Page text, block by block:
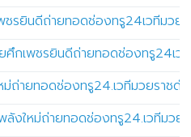
ชรยินดีถ่ายทอดช่องทรู24เวทีมว
ศึกเพชรยินดีถ่ายทอดช่องทรู24เ
ม่ถ่ายทอดช่องทรู24.เวทีมวยราช
งใหม่ถ่ายทอดช่องทรู24.เวทีมว